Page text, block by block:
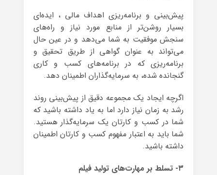
پیش‌بینی و برنامه‌ریزی اهداف مالی ، ایده‌ای
بسیار روشن‌تر از منابع مورد نیاز و راه‌های
سنجش موفقیت به شما می‌دهد و در عین حال
می‌تواند به عنوان گواهی از طریق تحقیق و
برنامه‌ریزی که در برنامه‌های کسب و کاری
گنجانده شده، به سرمایه‌گذاران اطمینان دهد.
اگرچه ایجاد یک مجموعه دقیق از پیش‌بینی روند
رشد به زمان نیاز دارد اما به یاد داشته باشید که
شما در کسب و کارتان یک سرمایه‌گذار هستید.
شما باید به اعتبار مفهوم کسب و کارتان اطمینان
داشته باشید.
۳- تسلط بر مهارت‌های تولید فیلم